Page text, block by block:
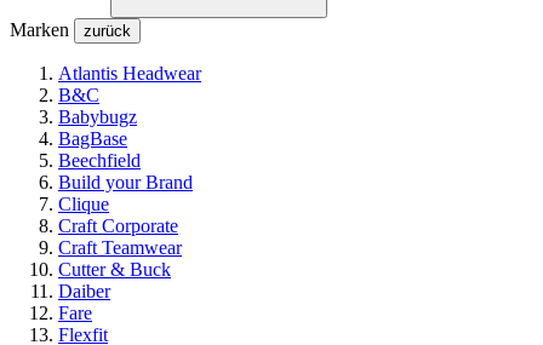
Marken zurück
Atlantis Headwear
B&C
Babybugz
BagBase
Beechfield
Build your Brand
Clique
Craft Corporate
Craft Teamwear
Cutter & Buck
Daiber
Fare
Flexfit